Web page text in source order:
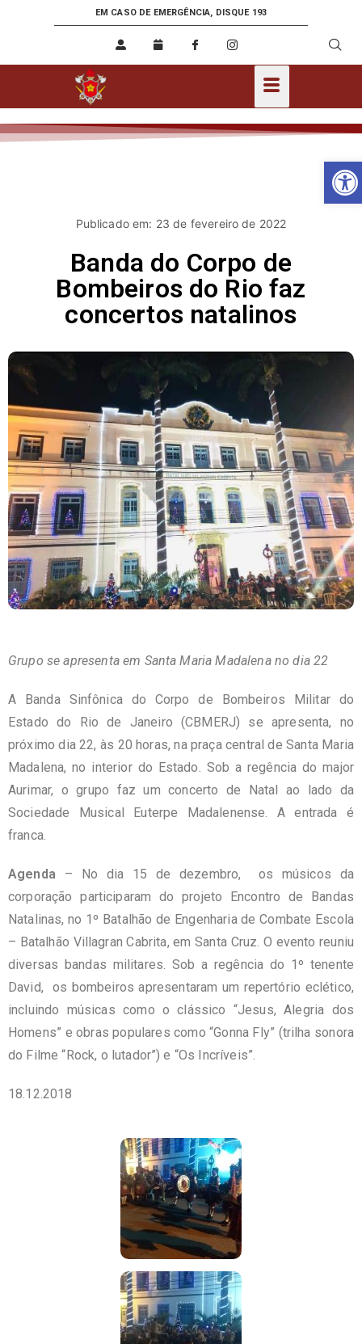
EM CASO DE EMERGÊNCIA, DISQUE 193
Publicado em: 23 de fevereiro de 2022
Banda do Corpo de
Bombeiros do Rio faz
concertos natalinos
Grupo se apresenta em Santa Maria Madalena no dia 22
A Banda Sinfônica do Corpo de Bombeiros Militar do
Estado do Rio de Janeiro (CBMERJ) se apresenta, no
próximo dia 22, às 20 horas, na praça central de Santa Maria
Madalena, no interior do Estado. Sob a regência do major
Aurimar, o grupo faz um concerto de Natal ao lado da
Sociedade Musical Euterpe Madalenense. A entrada é
franca.
Agenda– No dia 15 de dezembro, os músicos da
corporação participaram do projeto Encontro de Bandas
Natalinas, no 1º Batalhão de Engenharia de Combate Escola
– Batalhão Villagran Cabrita, em Santa Cruz. O evento reuniu
diversas bandas militares. Sob a regência do 1º tenente
David, os bombeiros apresentaram um repertório eclético,
incluindo músicas como o clássico “Jesus, Alegria dos
Homens” e obras populares como “Gonna Fly” (trilha sonora
do Filme “Rock, o lutador”) e “Os Incríveis”.
18.12.2018